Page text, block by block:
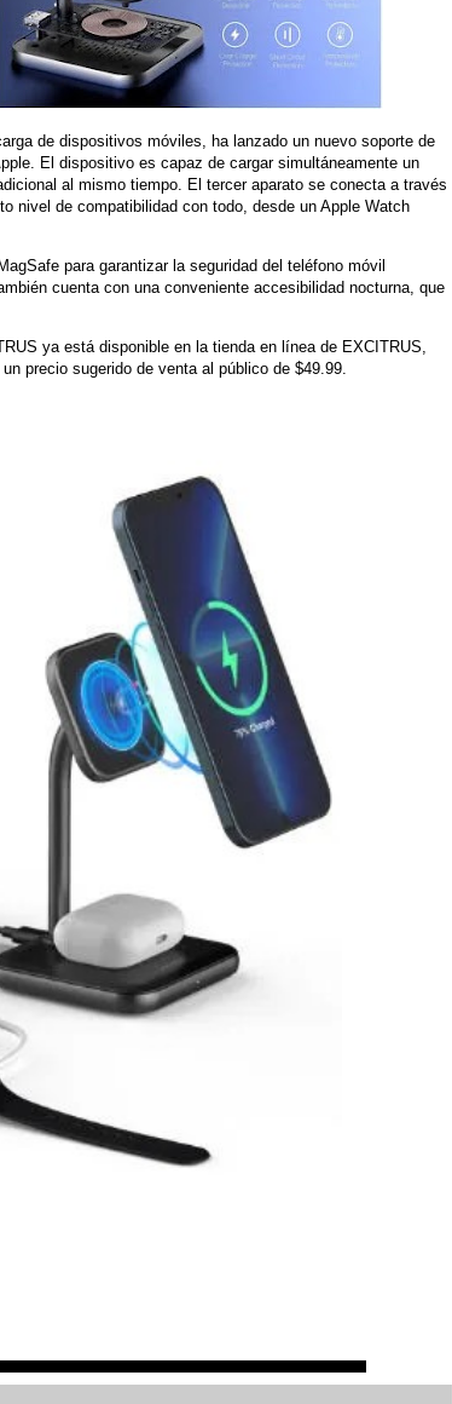
de dispositivos móviles, ha lanzado un nuevo soporte de
El dispositivo es capaz de cargar simultáneamente un
al mismo tiempo. El tercer aparato se conecta a través
nivel de compatibilidad con todo, desde un Apple Watch
para garantizar la seguridad del teléfono móvil
cuenta con una conveniente accesibilidad nocturna, que
ya está disponible en la tienda en línea de EXCITRUS,
precio sugerido de venta al público de $49.99.